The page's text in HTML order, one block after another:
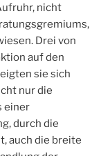
nicht
Drei von
auf den
sie sich
nur die
einer
durch die
auch die breite